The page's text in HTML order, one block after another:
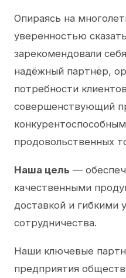
Опираясь на
уверенностью
зарекомендовали
надёжный партнёр,
потребности
совершенствующий
продовольственных
Наша цель —
качественными
доставкой и гибкими
сотрудничества.
Наши ключевые
предприятия